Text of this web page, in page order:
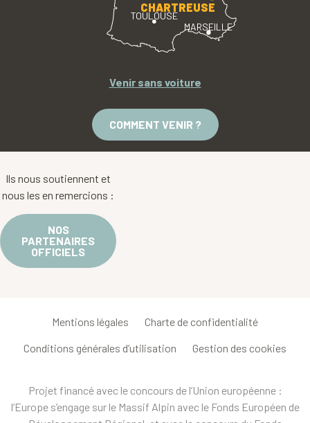
TOULOUSE
MARSEILLE
CHARTREUSE
Venir sans voiture
COMMENT VENIR ?
Ils nous soutiennent et
nous les en remercions :
NOS
PARTENAIRES
OFFICIELS
Mentions légales Charte de confidentialité
Conditions générales d’utilisation Gestion des cookies
Projet financé avec le concours de l’Union européenne :
l’Europe s’engage sur le Massif Alpin avec le Fonds Européen de